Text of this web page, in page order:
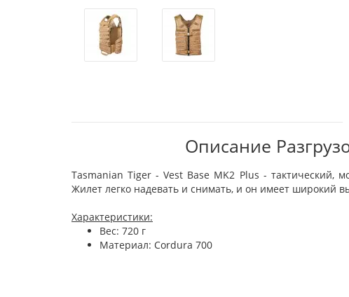
Описание
Tasmanian Tiger - Vest Base MK2 Plus - тактический,
Жилет легко надевать и снимать, и он имеет широкий
Характеристики:
Вес: 720 г
Материал: Cordura 700